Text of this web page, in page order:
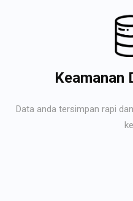
Keamanan
Data anda tersimpan rapi